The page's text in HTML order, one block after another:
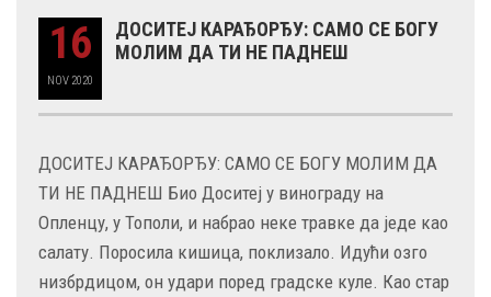
16
NOV 2020
ДОСИТЕЈ КАРАЂОРЂУ: САМО СЕ БОГУ
МОЛИМ ДА ТИ НЕ ПАДНЕШ
ДОСИТЕЈ КАРАЂОРЂУ: САМО СЕ БОГУ МОЛИМ ДА
ТИ НЕ ПАДНЕШ Био Доситеј у винограду на
Опленцу, у Тополи, и набрао неке травке да једе као
салату. Поросила кишица, поклизало. Идући озго
низбрдицом, он удари поред градске куле. Као стар